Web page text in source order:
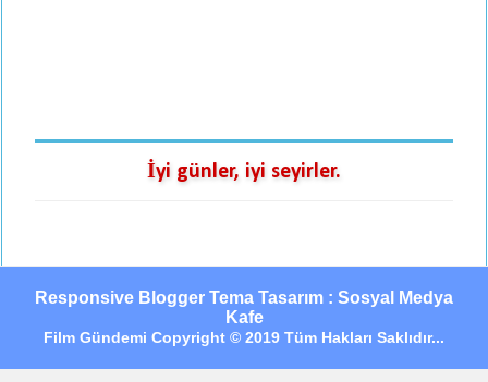
İyi günler, iyi seyirler.
Responsive Blogger Tema Tasarım : Sosyal Medya
Kafe
Film Gündemi Copyright © 2019 Tüm Hakları Saklıdır...